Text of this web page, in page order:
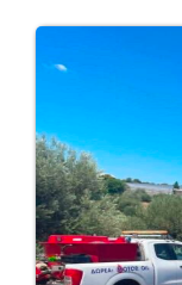
View
Larger